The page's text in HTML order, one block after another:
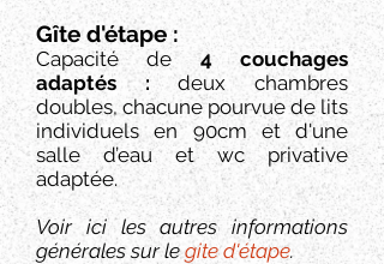
Gîte d'étape :
Capacité de4 couchages
adaptés : deux chambres
doubles, chacune pourvue de lits
individuels en 90cm et d'une
salle d’eau et wc privative
adaptée.
Voir ici les autres informations
générales sur legite d'étape.